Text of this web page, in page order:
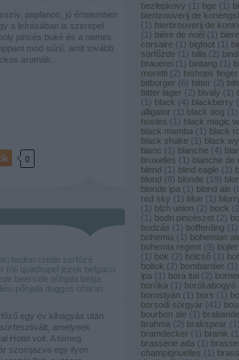
bezlepkovy ( 1 ) bge ( 1 )
bierbrouverij de
( 1 ) bierbrouverij de
( 1 ) biére de noël ( 1 )
corsaire ( 1 ) bigfoot ( 1 )
sörfőzde ( 1 ) billa ( 2)
brauerei ( 1 ) bintang ( 1 )
moretti ( 2) bishops finger
bitburger ( 6 ) bitter ( 2)
bitter lager ( 2) bivaly ( 1 )
( 1 ) black ( 4) blackberry (
alligator ( 1 ) black dog ( 1 )
hostes ( 1 ) black magic
black mamba ( 1 ) black
black shake ( 1 ) black
blanc ( 1 ) blanche ( 4)
bruxelles ( 1 ) blanche de
blend ( 1 ) blind eagle ( 1 )
blond ( 8) blonde ( 19)
blonde ipa ( 1 ) blond ale (
red sky ( 1 ) blue ( 1 )
( 1 ) blzh union ( 2) bock (
( 1 ) bodri pincészet ( 2)
bodzás ( 1 ) bofferding ( 1 )
bohemia ( 1 ) bohemian
bohemia regent ( 9) bojler
( 1 ) bok ( 2) bölcső ( 1 )
boltok ( 2) bombardier ( 1 )
ipa ( 1 ) bora ital ( 2)
boróka ( 1 ) borókabogyó
borostyán ( 1 ) bors ( 1 )
borsodi sörgyár ( 41 )
bourbon ale ( 1 )
brahma ( 2) brakspear ( 1 )
bramdecker ( 1 ) branik ( 1
brasserie ada ( 1 )
champignuelles ( 1 )
paplanos, jó értelemben
a leírásában is szerepel
pincés buké és a nemes
mód sűrű, amit tovább
aromák…
0
hedon credo serfőző
fóti quadrupel jezek belgaco
beerside põhjala belga
pőhjala dugges oharas
egy év kihagyás után
amelynek
Hotel volt. A tömeg
szomjazva egy ilyen